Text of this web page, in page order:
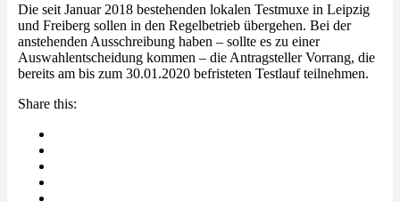
Die seit Januar 2018 bestehenden lokalen Testmuxe in Leipzig
und Freiberg sollen in den Regelbetrieb übergehen. Bei der
anstehenden Ausschreibung haben – sollte es zu einer
Auswahlentscheidung kommen – die Antragsteller Vorrang, die
bereits am bis zum 30.01.2020 befristeten Testlauf teilnehmen.
Share this: